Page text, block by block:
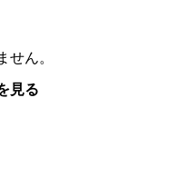
せん。
見る